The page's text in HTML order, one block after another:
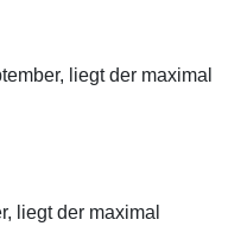
liegt der maximal
liegt der maximal